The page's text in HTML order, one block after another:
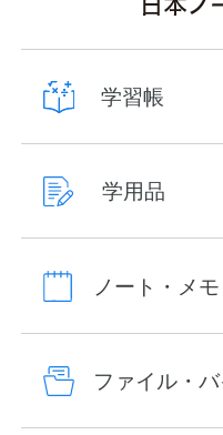
学習帳
学用品
ノート・メモ
ファイル・